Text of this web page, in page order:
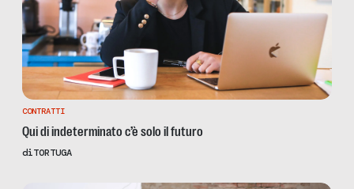
CONTRATTI
Qui di indeterminato c’è solo il futuro
diTORTUGA